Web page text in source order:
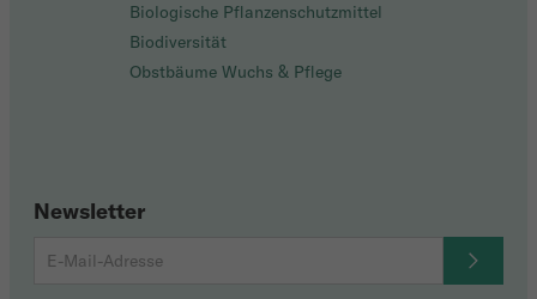
Biologische Pflanzenschutzmittel
Biodiversität
Obstbäume Wuchs & Pflege
Newsletter